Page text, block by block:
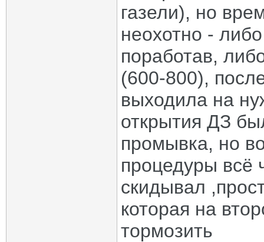
газели), но
неохотно -
поработав,
(600-800),
выходила на
открытия ДЗ
промывка, но
процедуры всё
скидывал
которая на
тормозить